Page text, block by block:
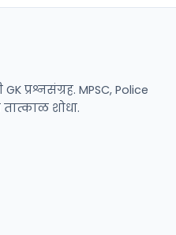
GK प्रश्नसंग्रह. MPSC, Police
तात्काळ शोधा.